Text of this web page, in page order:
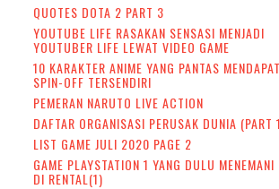
QUOTES DOTA 2 PART 3
YOUTUBE LIFE RASAKAN SENSASI MENJADI
YOUTUBER LIFE LEWAT VIDEO GAME
10 KARAKTER ANIME YANG PANTAS
SPIN-OFF TERSENDIRI
PEMERAN NARUTO LIVE ACTION
DAFTAR ORGANISASI PERUSAK DUNIA (PART
LIST GAME JULI 2020 PAGE 2
GAME PLAYSTATION 1 YANG DULU MENEMANI
DI RENTAL(1)